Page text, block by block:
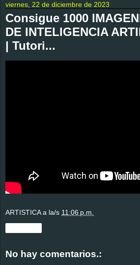
viernes, 22 de diciembre de 2023
Consigue 1000
DE INTELIGENCIA
| Tutori...
ARTISTICA a la/s 11:06 p.m.
No hay comentarios.: